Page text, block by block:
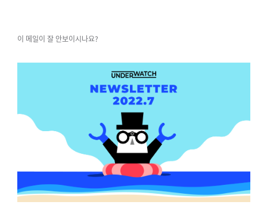
이 메일이 잘 안보이시나요?